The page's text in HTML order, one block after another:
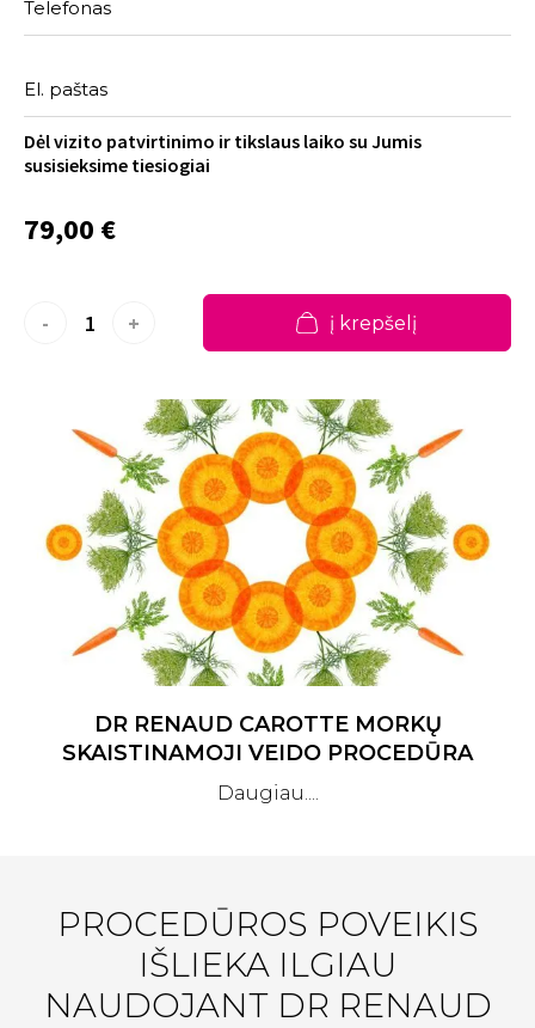
Telefonas
El. paštas
Dėl vizito patvirtinimo ir tikslaus laiko su Jumis
susisieksime tiesiogiai
79,00 €
- + į krepšelį
DR RENAUD CAROTTE MORKŲ
SKAISTINAMOJI VEIDO PROCEDŪRA
Daugiau....
PROCEDŪROS POVEIKIS
IŠLIEKA ILGIAU
NAUDOJANT DR RENAUD